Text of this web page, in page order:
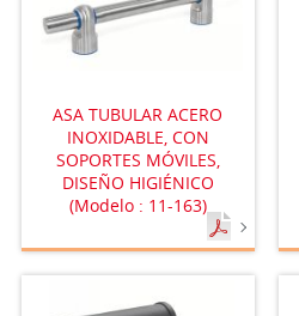
ASA TUBULAR ACERO
INOXIDABLE, CON
SOPORTES MÓVILES,
DISEÑO HIGIÉNICO
(Modelo : 11-163)